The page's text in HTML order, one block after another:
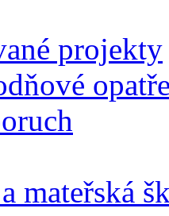
projekty
mateřská